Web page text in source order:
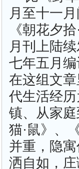
月至十一
《朝花夕
月刊上陆
七年五月
在这组文
代生活经
镇、从家
猫·鼠》、
并重，隐
洒自如，